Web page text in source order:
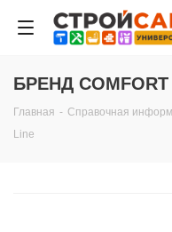
БРЕНД COMFORT
Главная - Справочная
Line